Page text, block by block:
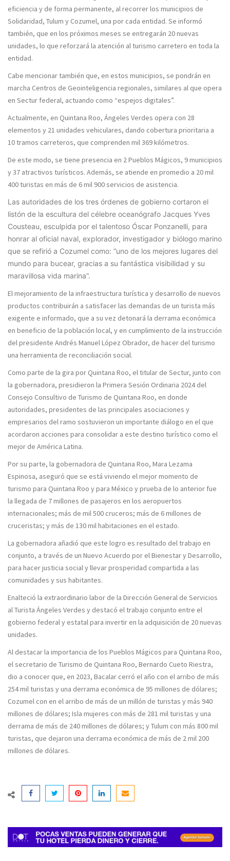
eficiencia y de forma permanente, al recorrer los municipios de
Solidaridad, Tulum y Cozumel, una por cada entidad. Se informó
también, que en los próximos meses se entregarán 20 nuevas
unidades, lo que reforzará la atención al turismo carretero en toda la
entidad.
Cabe mencionar también que, en estos municipios, se pondrán en
marcha Centros de Geointeligencia regionales, similares al que opera
en Sectur federal, actuando como “espejos digitales”.
Actualmente, en Quintana Roo, Ángeles Verdes opera con 28
elementos y 21 unidades vehiculares, dando cobertura prioritaria a
10 tramos carreteros, que comprenden mil 369 kilómetros.
De este modo, se tiene presencia en 2 Pueblos Mágicos, 9 municipios
y 37 atractivos turísticos. Además, se atiende en promedio a 20 mil
400 turistas en más de 6 mil 900 servicios de asistencia.
Las autoridades de los tres órdenes de gobierno cortaron el
listón de la escultura del célebre oceanógrafo Jacques Yves
Cousteau, esculpida por el talentoso Óscar Ponzanelli, para
honrar al oficial naval, explorador, investigador y biólogo marino
que se refirió a Cozumel como: “uno de los mejores lugares del
mundo para bucear, gracias a su fantástica visibilidad y su
maravillosa vida marina”.
El mejoramiento de la infraestructura turística y desarrollo de nuevos
productos contribuirán a satisfacer las demandas de un turista más
exigente e informado, que a su vez detonará la derrama económica
en beneficio de la población local, y en cumplimiento de la instrucción
del presidente Andrés Manuel López Obrador, de hacer del turismo
una herramienta de reconciliación social.
Como parte de la gira por Quintana Roo, el titular de Sectur, junto con
la gobernadora, presidieron la Primera Sesión Ordinaria 2024 del
Consejo Consultivo de Turismo de Quintana Roo, en donde
autoridades, presidentes de las principales asociaciones y
empresarios del ramo sostuvieron un importante diálogo en el que
acordaron acciones para consolidar a este destino turístico como el
mejor de América Latina.
Por su parte, la gobernadora de Quintana Roo, Mara Lezama
Espinosa, aseguró que se está viviendo el mejor momento de
turismo para Quintana Roo y para México y prueba de lo anterior fue
la llegada de 7 millones de pasajeros en los aeropuertos
internacionales; más de mil 500 cruceros; más de 6 millones de
cruceristas; y más de 130 mil habitaciones en el estado.
La gobernadora añadió que este logro es resultado del trabajo en
conjunto, a través de un Nuevo Acuerdo por el Bienestar y Desarrollo,
para hacer justicia social y llevar prosperidad compartida a las
comunidades y sus habitantes.
Enalteció la extraordinario labor de la Dirección General de Servicios
al Turista Ángeles Verdes y destacó el trabajo conjunto entre el
gobierno federal y estatal para invertir en la adquisición de 20 nuevas
unidades.
Al destacar la importancia de los Pueblos Mágicos para Quintana Roo,
el secretario de Turismo de Quintana Roo, Bernardo Cueto Riestra,
dio a conocer que, en 2023, Bacalar cerró el año con el arribo de más
254 mil turistas y una derrama económica de 95 millones de dólares;
Cozumel con en el arribo de más de un millón de turistas y más 940
millones de dólares; Isla mujeres con más de 281 mil turistas y una
derrama de más de 240 millones de dólares; y Tulum con más 800 mil
turistas, que dejaron una derrama económica de más de 2 mil 200
millones de dólares.